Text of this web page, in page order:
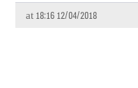
12/04/2018 at 18:16